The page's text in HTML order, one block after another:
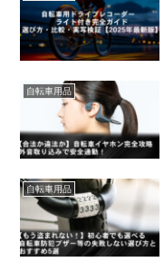
自転車用品
自転車用品